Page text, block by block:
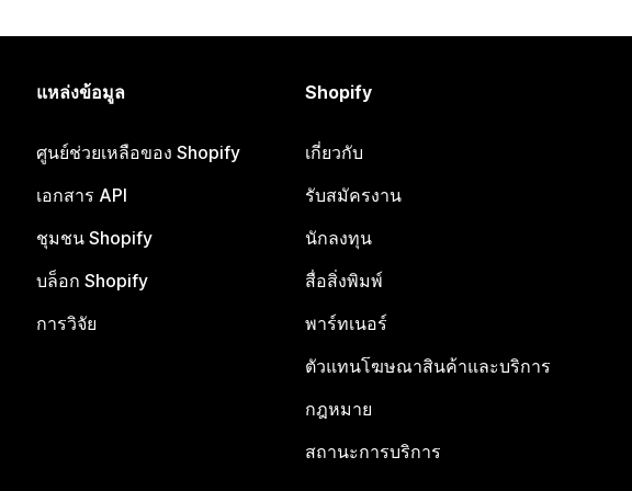
แหล่งข้อมูล
ศูนย์ช่วยเหลือของ Shopify
เอกสาร API
ชุมชน Shopify
บล็อก Shopify
การวิจัย
Shopify
เกี่ยวกับ
รับสมัครงาน
นักลงทุน
สื่อสิ่งพิมพ์
พาร์ทเนอร์
ตัวแทนโฆษณาสินค้าและบริการ
กฎหมาย
สถานะการบริการ